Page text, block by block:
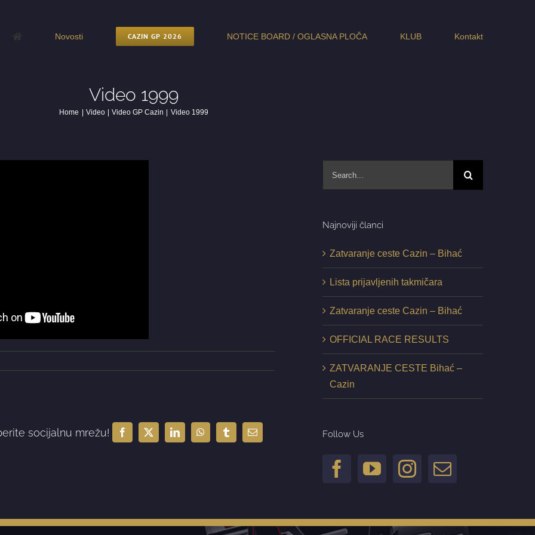
Novosti CAZIN GP 2026 NOTICE BOARD / OGLASNA PLOČA KLUB Kontakt
Video 1999
Home Video Video GP Cazin Video 1999
socijalnu mrežu! Facebook
X LinkedInWhatsAppTumblrEmail
Najnoviji članci
Zatvaranje ceste Cazin – Bihać
Lista prijavljenih takmičara
Zatvaranje ceste Cazin – Bihać
OFFICIAL RACE RESULTS
ZATVARANJE CESTE Bihać –
Cazin
Follow Us